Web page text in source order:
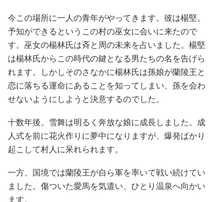
今この場所に一人の青年がやってきます。彼は楊堅。
予知ができるというこの村の巫女に会いに来たので
す。巫女の楊林氏は斉と周の未来を占いました。楊堅
は楊林氏からこの時代の鍵となる男たちの名を告げら
れます。しかしそのさなかに楊林氏は孫娘が蘭陵王と
恋に落ちる運命にあることを知ってしまい、孫を会わ
せないようにしようと決意するのでした。
十数年後。雪舞は明るく奔放な娘に成長しました。成
人式を前に花火作りに夢中になりますが、爆発ばかり
起こして村人に呆れられます。
一方、国境では蘭陵王が自ら軍を率いて戦い続けてい
ました。傷ついた愛馬を気遣い、ひとり温泉へ向かい
ます。